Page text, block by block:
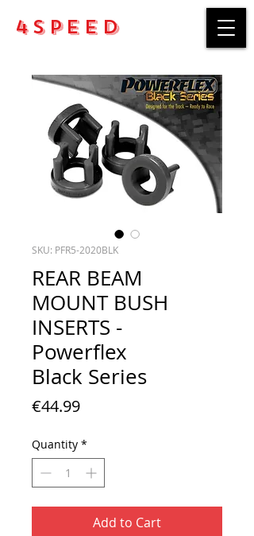
4Speed
SKU: PFR5-2020BLK
REAR BEAM
MOUNT BUSH
INSERTS -
Powerflex
Black Series
€44.99Price
Quantity *
Add to Cart